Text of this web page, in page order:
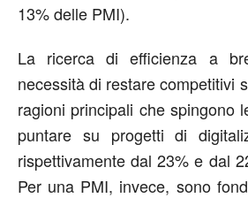
13% delle PMI).
La ricerca di efficienza a
necessità di restare competitivi
ragioni principali che spingono
puntare su progetti di
rispettivamente dal 23% e dal
Per una PMI, invece, sono